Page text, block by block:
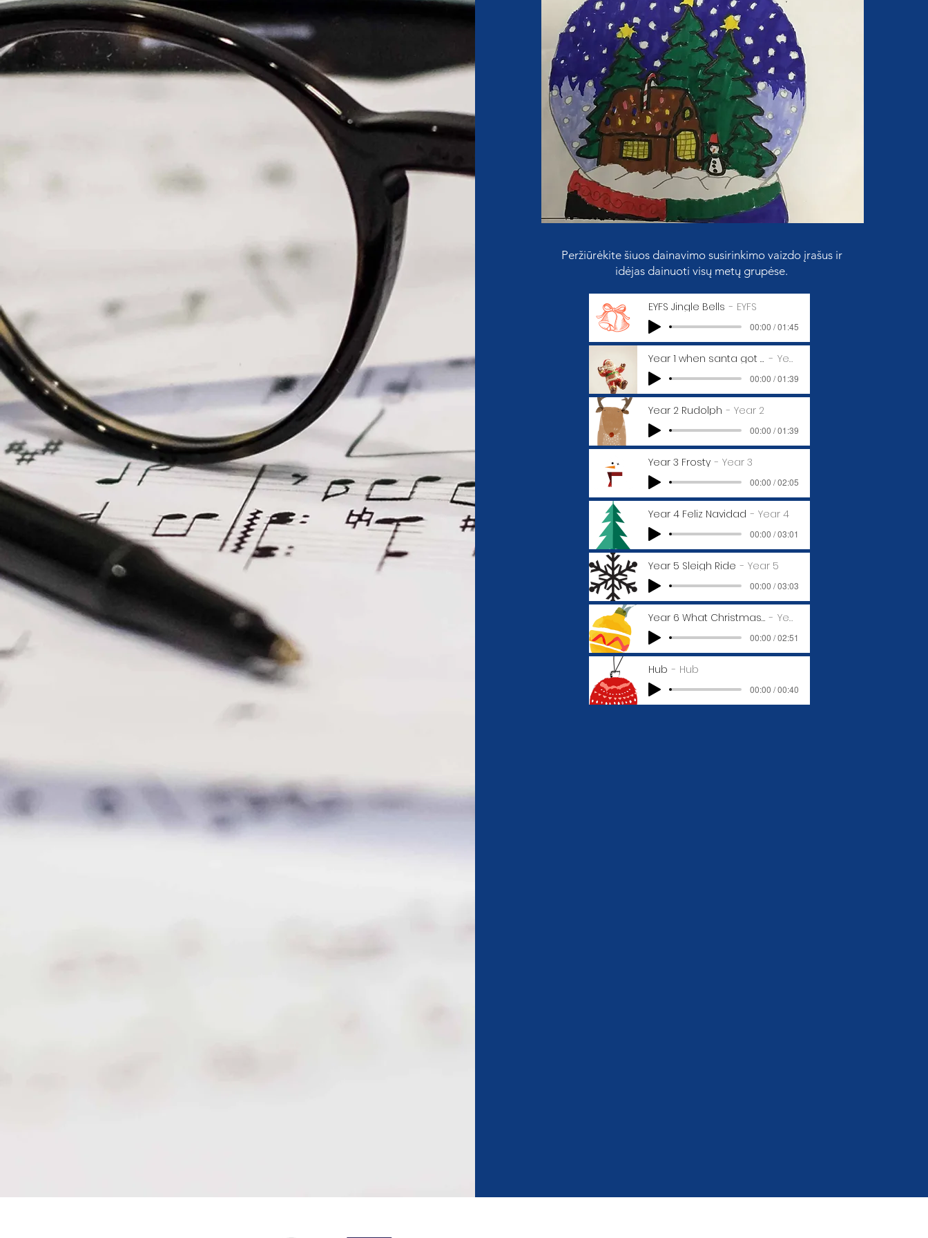
Peržiūrėkite šiuos dainavimo susirinkimo vaizdo įrašus ir
idėjas dainuoti visų metų grupėse.
EYFS Jingle Bells EYFS
00:00 / 01:45
Year 1 when santa got stuck Year 1
00:00 / 01:39
Year 2 Rudolph Year 2
00:00 / 01:39
Year 3 Frosty Year 3
00:00 / 02:05
Year 4 Feliz Navidad Year 4
00:00 / 03:01
Year 5 Sleigh Ride Year 5
00:00 / 03:03
Year 6 What Christmas Means Year 6
00:00 / 02:51
Hub Hub
00:00 / 00:40